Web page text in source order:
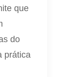
que
do
prática